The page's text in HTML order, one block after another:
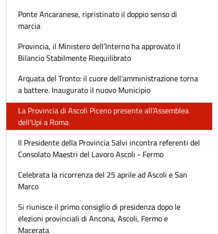
Ponte Ancaranese, ripristinato il doppio senso di
marcia
Provincia, il Ministero dell’Interno ha approvato il
Bilancio Stabilmente Riequilibrato
Arquata del Tronto: il cuore dell’amministrazione torna
a battere. Inaugurato il nuovo Municipio
La Provincia di Ascoli Piceno presente all'Assemblea
dell'Upi a Roma
Il Presidente della Provincia Salvi incontra referenti del
Consolato Maestri del Lavoro Ascoli - Fermo
Celebrata la ricorrenza del 25 aprile ad Ascoli e San
Marco
Si riunisce il primo consiglio di presidenza dopo le
elezioni provinciali di Ancona, Ascoli, Fermo e
Macerata